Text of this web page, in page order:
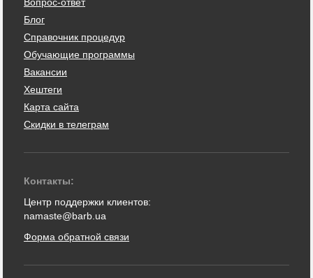
Блог
Справочник процедур
Обучающие программы
Вакансии
Хештеги
Карта сайта
Скидки в телеграм
Контакты:
Центр поддержки клиентов:
namaste@barb.ua
Форма обратной связи